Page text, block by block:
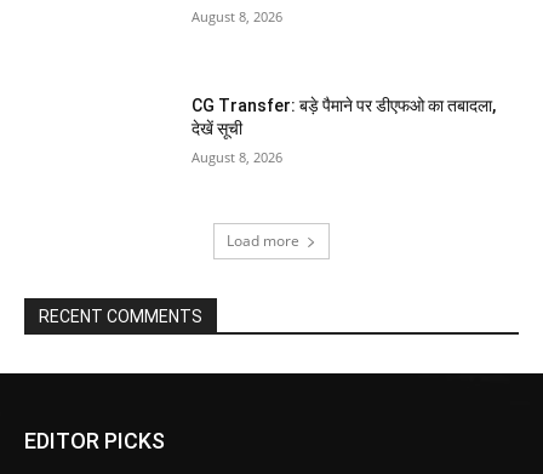
August 8, 2026
CG Transfer: बड़े पैमाने पर डीएफओ का तबादला,
देखें सूची
August 8, 2026
Load more
RECENT COMMENTS
EDITOR PICKS